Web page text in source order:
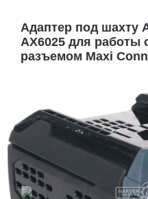
Адаптер под шахту
AX6025 для работы
разъемом Maxi